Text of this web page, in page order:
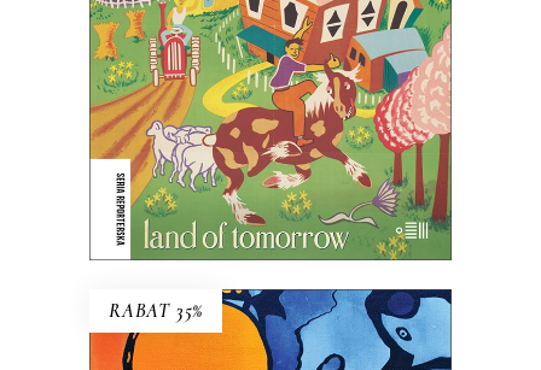
E-BOOK DO KOSZYKA
69.90zł 45.44zł
KSIĄŻKA DO KOSZYKA
RABAT 35%